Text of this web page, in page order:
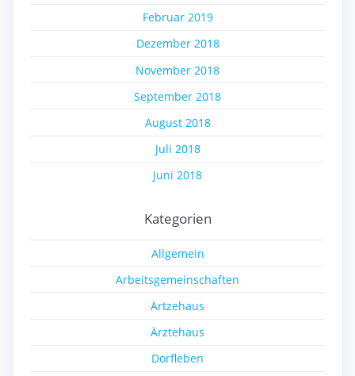
Februar 2019
Dezember 2018
November 2018
September 2018
August 2018
Juli 2018
Juni 2018
Kategorien
Allgemein
Arbeitsgemeinschaften
Ärtzehaus
Ärztehaus
Dorfleben